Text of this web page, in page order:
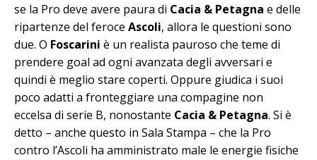
se la Pro deve avere paura di Cacia & Petagna e delle
ripartenze del feroce Ascoli, allora le questioni sono
due. O Foscarini è un realista pauroso che teme di
prendere goal ad ogni avanzata degli avversari e
quindi è meglio stare coperti. Oppure giudica i suoi
poco adatti a fronteggiare una compagine non
eccelsa di serie B, nonostante Cacia & Petagna. Si è
detto – anche questo in Sala Stampa – che la Pro
contro l’Ascoli ha amministrato male le energie fisiche